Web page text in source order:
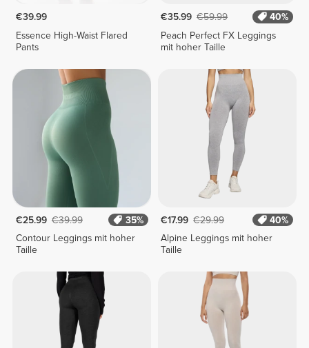
€39.99
Essence High-Waist Flared
Pants
€35.99 €59.99
40%
Peach Perfect FX Leggings
mit hoher Taille
€25.99 €39.99
35%
Contour Leggings mit hoher
Taille
€17.99 €29.99
40%
Alpine Leggings mit hoher
Taille